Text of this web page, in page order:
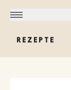
REZEPTE